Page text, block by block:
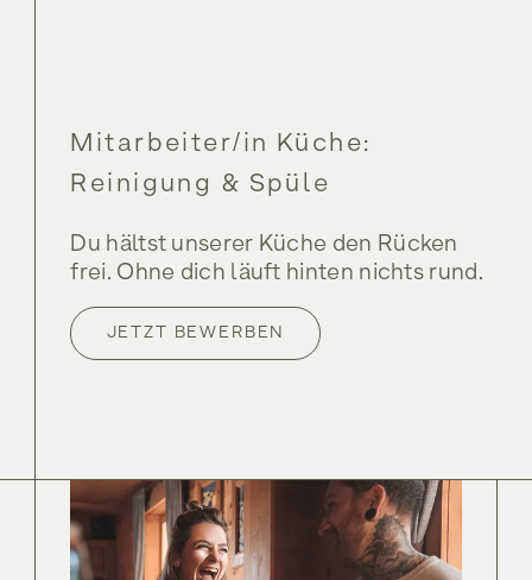
Mitarbeiter/in Küche:
Reinigung & Spüle
Du hältst unserer Küche den Rücken
frei. Ohne dich läuft hinten nichts rund.
JETZT BEWERBEN